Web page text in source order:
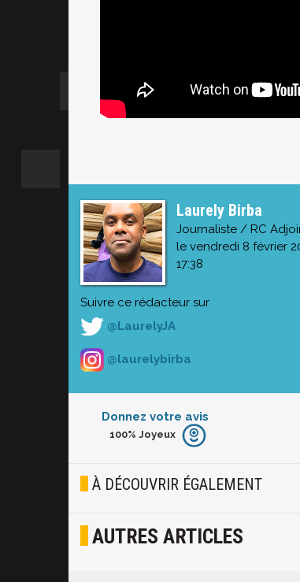
Laurely Birba
Journaliste / RC
le vendredi 8 février
17:38
Suivre ce rédacteur sur
@LaurelyJA
@laurelybirba
Donnez votre avis
Furieux
Joyeux
100% Joyeux
À DÉCOUVRIR ÉGALEMENT
AUTRES ARTICLES